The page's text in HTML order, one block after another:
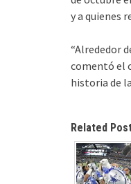
y a quienes
“Alrededor
comentó el
historia de
Related